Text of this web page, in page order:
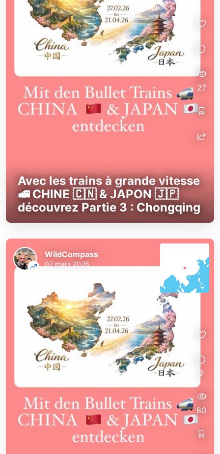
Avec les trains à grande vitesse
🚅 CHINE 🇨🇳 & JAPON 🇯🇵
découvrez Partie 3 : Chongqing
27
WildCompass
07 mars 2026
2
80